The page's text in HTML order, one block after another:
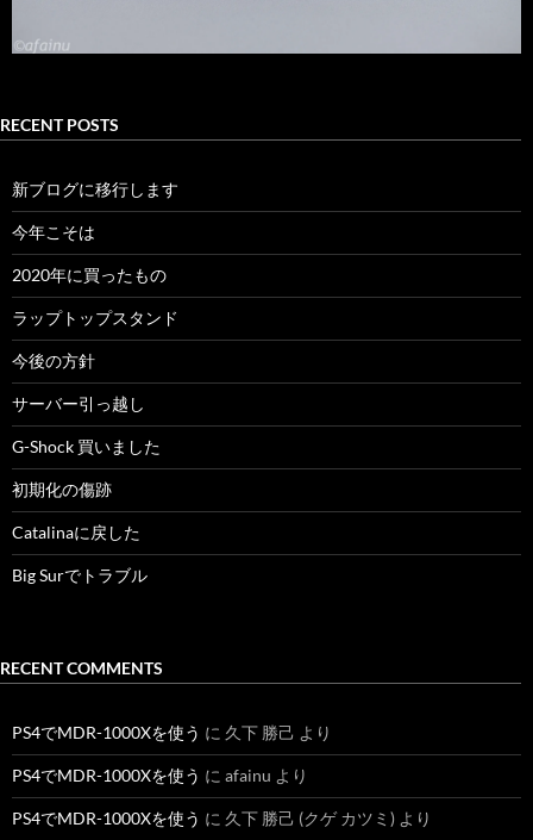
RECENT POSTS
新ブログに移行します
今年こそは
2020年に買ったもの
ラップトップスタンド
今後の方針
サーバー引っ越し
G-Shock 買いました
初期化の傷跡
Catalinaに戻した
Big Surでトラブル
RECENT COMMENTS
PS4でMDR-1000Xを使う に 久下 勝己 より
PS4でMDR-1000Xを使う に afainu より
PS4でMDR-1000Xを使う に 久下 勝己 (クゲ カツミ) より